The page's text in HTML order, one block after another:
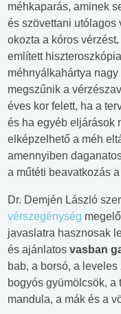
méhkaparás, aminek
és szövettani utólagos
okozta a kóros vérzést.
említett
méhnyálkahártya
megszűnik a
éves kor felett, ha a
és ha egyéb eljárások
elképzelhető a méh
amennyiben
a műtéti beavatkozás
Dr. Demjén László
vérszegénység
javaslatra hasznosak
és ajánlatos vasban
bab, a borsó, a
bogyós gyümölcsök, a
mandula, a mák és a